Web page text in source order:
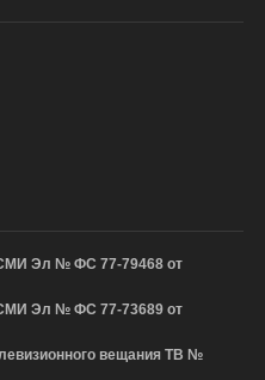
СМИ Эл № ФС 77-79468 от
СМИ Эл № ФС 77-73689 от
вещания ТВ №